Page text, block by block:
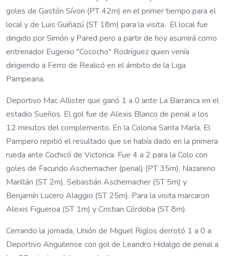
goles de Gastón Sívori (PT 42m) en el primer tiempo para el
local y de Luis Guiñazú (ST 18m) para la visita. El local fue
dirigido por Simón y Pared pero a partir de hoy asumirá como
entrenador Eugenio "Cococho" Rodríguez quien venía
dirigiendo a Ferro de Realicó en el ámbito de la Liga
Pampeana.
Deportivo Mac Allister que ganó 1 a 0 ante La Barranca en el
estadio Sueños. El gol fue de Alexis Blanco de penal a los
12 minutos del complemento. En la Colonia Santa María, El
Pampero repitió el resultado que se había dado en la primera
rueda ante Cochicó de Victorica. Fue 4 a 2 para la Colo con
goles de Facundo Aschemacher (penal) (PT 35m), Nazareno
Marillán (ST 2m), Sebastián Aschemacher (ST 5m) y
Benjamín Lucero Alaggio (ST 25m). Para la visita marcaron
Alexis Figueroa (ST 1m) y Cristian Córdoba (ST 8m).
Cerrando la jornada, Unión de Miguel Riglos derrotó 1 a 0 a
Deportivo Anguilense con gol de Leandro Hidalgo de penal a